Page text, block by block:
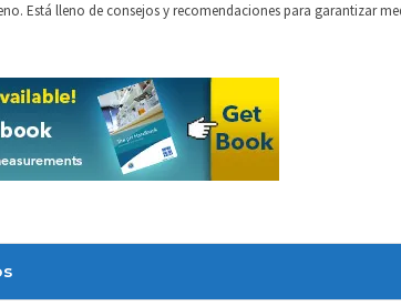
Está lleno de consejos y recomendaciones para garantizar